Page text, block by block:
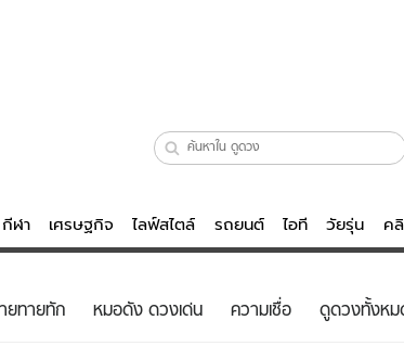
กีฬา เศรษฐกิจ ไลฟ์สไตล์ รถยนต์ ไอที วัยรุ่น ค
วจหวย ไลฟ์สไตล์
ยทายทัก หมอดัง ดวงเด่น ความเชื่อ ดูดวงทั้งหม